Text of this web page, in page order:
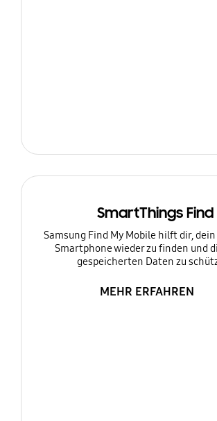
SmartThings Find
Samsung Find My Mobile hilft dir,
Smartphone wieder zu finden und
gespeicherten Daten zu
MEHR ERFAHREN